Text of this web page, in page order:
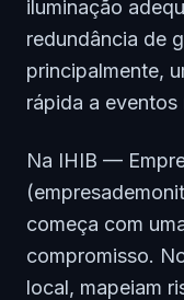
iluminação
redundância de
principalmente,
rápida a eventos
Na IHIB —
começa com
compromisso.
local, mapeiam